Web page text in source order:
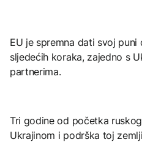
EU je spremna dati svoj
sljedećih koraka, zajedno s
partnerima.
Tri godine od početka
Ukrajinom i podrška toj